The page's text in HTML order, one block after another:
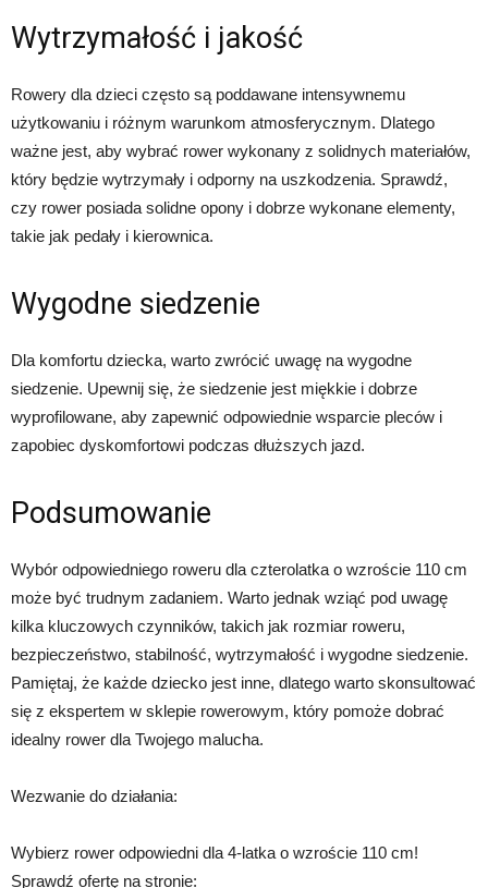
Wytrzymałość i jakość
Rowery dla dzieci często są poddawane intensywnemu
użytkowaniu i różnym warunkom atmosferycznym. Dlatego
ważne jest, aby wybrać rower wykonany z solidnych materiałów,
który będzie wytrzymały i odporny na uszkodzenia. Sprawdź,
czy rower posiada solidne opony i dobrze wykonane elementy,
takie jak pedały i kierownica.
Wygodne siedzenie
Dla komfortu dziecka, warto zwrócić uwagę na wygodne
siedzenie. Upewnij się, że siedzenie jest miękkie i dobrze
wyprofilowane, aby zapewnić odpowiednie wsparcie pleców i
zapobiec dyskomfortowi podczas dłuższych jazd.
Podsumowanie
Wybór odpowiedniego roweru dla czterolatka o wzroście 110 cm
może być trudnym zadaniem. Warto jednak wziąć pod uwagę
kilka kluczowych czynników, takich jak rozmiar roweru,
bezpieczeństwo, stabilność, wytrzymałość i wygodne siedzenie.
Pamiętaj, że każde dziecko jest inne, dlatego warto skonsultować
się z ekspertem w sklepie rowerowym, który pomoże dobrać
idealny rower dla Twojego malucha.
Wezwanie do działania:
Wybierz rower odpowiedni dla 4-latka o wzroście 110 cm!
Sprawdź ofertę na stronie: